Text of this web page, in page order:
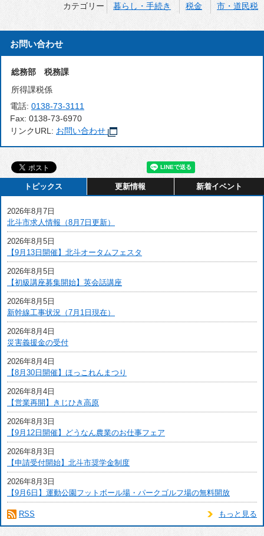
カテゴリー 暮らし・手続き 税金 市・道民税
お問い合わせ
総務部 税務課
所得課税係
電話: 0138-73-3111
Fax: 0138-73-6970
リンクURL: お問い合わせ
トピックス 更新情報 新着イベント
2026年8月7日
北斗市求人情報（8月7日更新）
2026年8月5日
【9月13日開催】北斗オータムフェスタ
2026年8月5日
【初級講座募集開始】英会話講座
2026年8月5日
新幹線工事状況（7月1日現在）
2026年8月4日
災害義援金の受付
2026年8月4日
【8月30日開催】ほっこれんまつり
2026年8月4日
【営業再開】きじひき高原
2026年8月3日
【9月12日開催】どうなん農業のお仕事フェア
2026年8月3日
【申請受付開始】北斗市奨学金制度
2026年8月3日
【9月6日】運動公園フットボール場・パークゴルフ場の無料開放
もっと見る
RSS